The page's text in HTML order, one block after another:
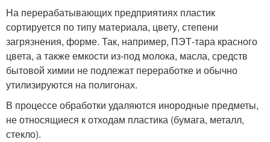
На перерабатывающих предприятиях пластик
сортируется по типу материала, цвету, степени
загрязнения, форме. Так, например, ПЭТ-тара красного
цвета, а также емкости из-под молока, масла, средств
бытовой химии не подлежат переработке и обычно
утилизируются на полигонах.
В процессе обработки удаляются инородные предметы,
не относящиеся к отходам пластика (бумага, металл,
стекло).